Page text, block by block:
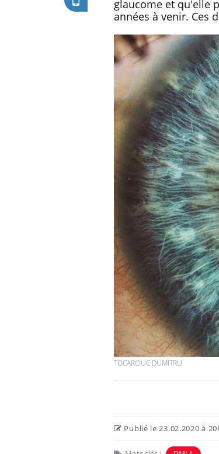
glaucome et qu'elle
années à venir. Ces
TOCARCIUC DUMITRU
Publié le 23.02.2020 à